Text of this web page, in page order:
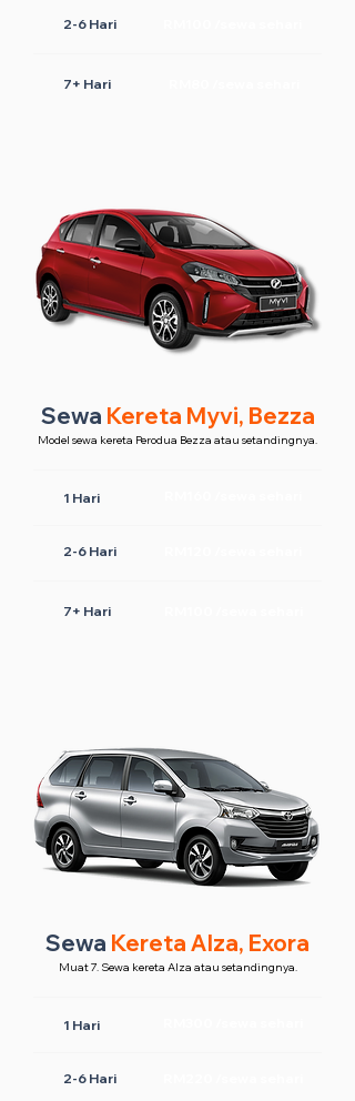
2-6 Hari
7+ Hari
Sewa Kereta Myvi, Bezza
Model sewa kereta Perodua Bezza atau setandingnya.
1 Hari
2-6 Hari
7+ Hari
Sewa Kereta Alza, Exora
Muat 7. Sewa kereta Alza atau setandingnya.
1 Hari
2-6 Hari